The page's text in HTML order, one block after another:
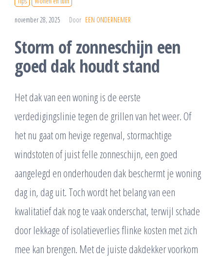
november 28, 2025 Door EEN ONDERNEMER
Storm of zonneschijn een
goed dak houdt stand
Het dak van een woning is de eerste
verdedigingslinie tegen de grillen van het weer. Of
het nu gaat om hevige regenval, stormachtige
windstoten of juist felle zonneschijn, een goed
aangelegd en onderhouden dak beschermt je woning
dag in, dag uit. Toch wordt het belang van een
kwalitatief dak nog te vaak onderschat, terwijl schade
door lekkage of isolatieverlies flinke kosten met zich
mee kan brengen. Met de juiste dakdekker voorkom